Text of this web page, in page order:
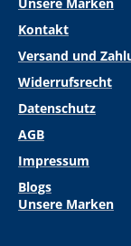
Kontakt
Versand und
Widerrufsrecht
Datenschutz
AGB
Impressum
Blogs
Unsere Marken